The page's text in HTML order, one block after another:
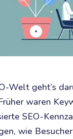
Welt geht’s
waren
SEO-
wie